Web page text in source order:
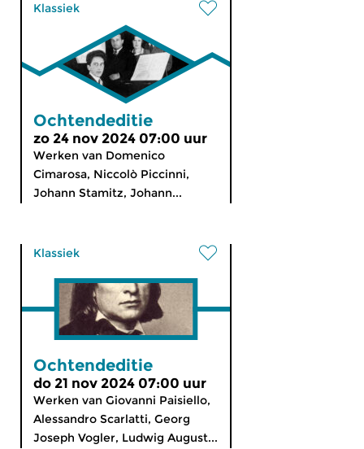
Klassiek
Ochtendeditie
zo 24 nov 2024 07:00 uur
Werken van Domenico
Cimarosa, Niccolò Piccinni,
Johann Stamitz, Johann...
Klassiek
Ochtendeditie
do 21 nov 2024 07:00 uur
Werken van Giovanni Paisiello,
Alessandro Scarlatti, Georg
Joseph Vogler, Ludwig August...